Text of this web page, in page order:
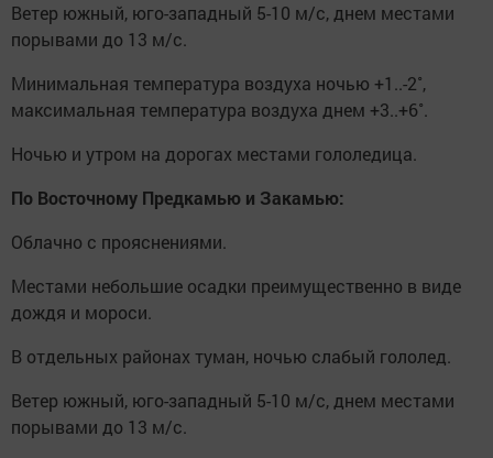
Ветер южный, юго-западный 5-10 м/с, днем местами
порывами до 13 м/с.
Минимальная температура воздуха ночью +1..-2˚,
максимальная температура воздуха днем +3..+6˚.
Ночью и утром на дорогах местами гололедица.
По Восточному Предкамью и Закамью:
Облачно с прояснениями.
Местами небольшие осадки преимущественно в виде
дождя и мороси.
В отдельных районах туман, ночью слабый гололед.
Ветер южный, юго-западный 5-10 м/с, днем местами
порывами до 13 м/с.